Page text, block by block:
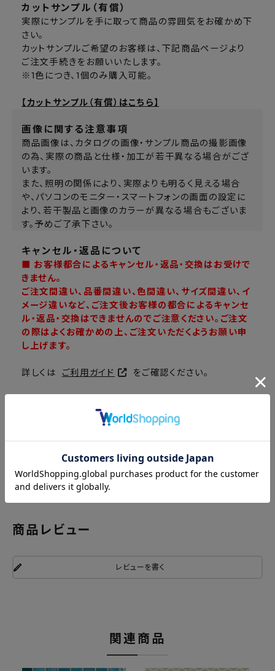
カットサンプル（有償）
実際にサンプルを手に取って商品の雰囲気をお確かめ下
さい。
カットサンプルご希望のお客様は、下記商品ページより
ご注文手続きをお願いいたします。
※1色につき、1個のみ購入可能。
【カットサンプル（有償）はこちら】
画像に関する注意事項
商品画像は、カタログの画像・サンプル商品の撮影画像
の為、実際の商品と仕様・加工が若干異なる場合がござ
います。
また、照明の関係により、実際よりも明るく見える場合
や、パソコンのモニター・スマートフォンの画面の設定に
より、若干製品と画像のカラーが異なる場合もございま
す。予めご了承下さい。
キャンセル・返品について
■ お客様都合によるキャンセル・返品・交換はお受けで
きません。
ご注文間違い、品番間違い、色間違い、サイズ間違い、イ
メージ違いなど、ご注文後お客様の都合によるキャンセ
ル・返品・交換はできませんのでご注意ください。ご注文
の際はよくお確かめの上、ご注文いただくようお願い申
し上げます。
詳しくは ご利用ガイド をご確認ください。
商品レビュー
レビューを書く
関連商品